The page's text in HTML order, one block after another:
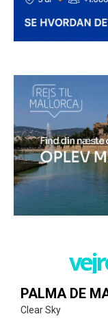
PALMA DE
Clear Sky